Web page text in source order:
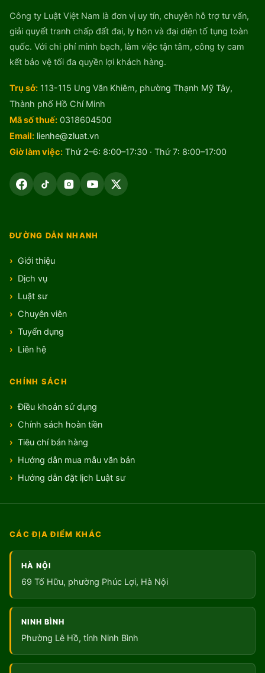
Công ty Luật Việt Nam là đơn vị uy tín, chuyên hỗ trợ tư vấn,
giải quyết tranh chấp đất đai, ly hôn và đại diện tố tụng toàn
quốc. Với chi phí minh bạch, làm việc tận tâm, công ty cam
kết bảo vệ tối đa quyền lợi khách hàng.
Trụ sở: 113-115 Ung Văn Khiêm, phường Thạnh Mỹ Tây,
Thành phố Hồ Chí Minh
Mã số thuế: 0318604500
Email: lienhe@zluat.vn
Giờ làm việc: Thứ 2–6: 8:00–17:30 · Thứ 7: 8:00–17:00
ĐƯỜNG DẪN NHANH
Giới thiệu
Dịch vụ
Luật sư
Chuyên viên
Tuyển dụng
Liên hệ
CHÍNH SÁCH
Điều khoản sử dụng
Chính sách hoàn tiền
Tiêu chí bán hàng
Hướng dẫn mua mẫu văn bản
Hướng dẫn đặt lịch Luật sư
CÁC ĐỊA ĐIỂM KHÁC
HÀ NỘI
69 Tố Hữu, phường Phúc Lợi, Hà Nội
NINH BÌNH
Phường Lê Hồ, tỉnh Ninh Bình